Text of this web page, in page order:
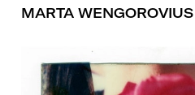
MARTA WENGOROVIUS